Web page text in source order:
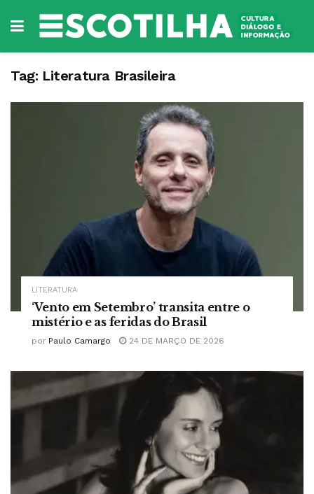
Tag: Literatura Brasileira
LITERATURA
‘Vento em Setembro’ transita entre o
mistério e as feridas do Brasil
por Paulo Camargo 24 DE MARÇO DE 2026